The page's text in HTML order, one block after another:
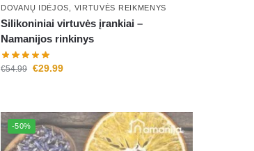
DOVANŲ IDĖJOS VIRTUVĖS REIKMENYS
Silikoniniai virtuvės įrankiai –
Namanijos rinkinys
€54.99 €29.99
-50%